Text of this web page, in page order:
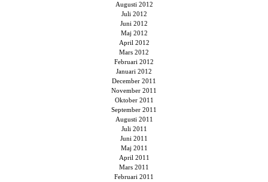
Augusti 2012
Juli 2012
Juni 2012
Maj 2012
April 2012
Mars 2012
Februari 2012
Januari 2012
December 2011
November 2011
Oktober 2011
September 2011
Augusti 2011
Juli 2011
Juni 2011
Maj 2011
April 2011
Mars 2011
Februari 2011